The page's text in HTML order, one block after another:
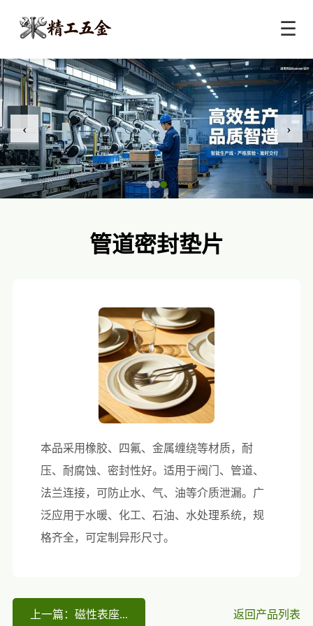
☰
‹ ›
管道密封垫片
本品采用橡胶、四氟、金属缠绕等材质，耐
压、耐腐蚀、密封性好。适用于阀门、管道、
法兰连接，可防止水、气、油等介质泄漏。广
泛应用于水暖、化工、石油、水处理系统，规
格齐全，可定制异形尺寸。
上一篇：磁性表座... 返回产品列表